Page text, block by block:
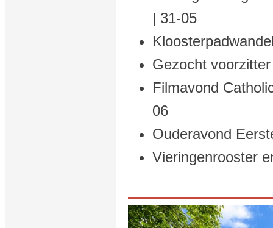
| 31-05
Gezocht
Filmavond
06
Ouderavond
Vieringenrooster